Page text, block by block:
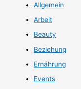
Allgemein
Arbeit
Beauty
Beziehung
Ernährung
Events